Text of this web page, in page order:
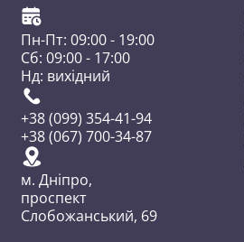
Пн-Пт: 09:00 - 19:00
Сб: 09:00 - 17:00
Нд: вихідний
+38 (099) 354-41-94
+38 (067) 700-34-87
м. Дніпро,
проспект
Слобожанський, 69